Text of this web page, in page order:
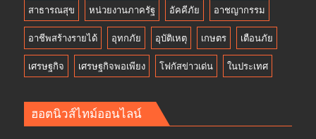
สาธารณสุข หน่วยงานภาครัฐ อัคคีภัย อาชญากรรม
อาชีพสร้างรายได้ อุทกภัย อุบัติเหตุ เกษตร เตือนภัย
เศรษฐกิจ เศรษฐกิจพอเพียง โฟกัสข่าวเด่น ในประเทศ
ฮอตนิวส์ไทม์ออนไลน์